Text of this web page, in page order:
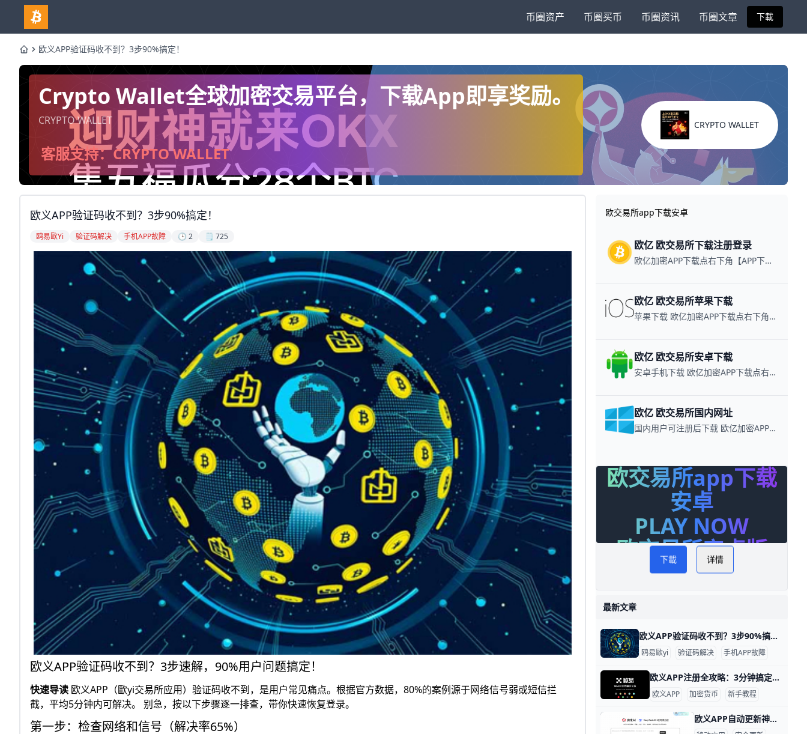
币圈资产 币圈买币 币圈资讯 币圈文章 下載
Home欧义APP验证码收不到？3步90%搞定！
Crypto Wallet全球加密交易平台，下载App即享奖励。
CRYPTO WALLET
客服支持：CRYPTO WALLET
CRYPTO WALLET
欧义APP验证码收不到？3步90%搞定！
鸥易歐yi 验证码解决 手机APP故障 🕒 2 🗒️ 725
欧义APP验证码收不到？3步速解，90%用户问题搞定！
快速导读 欧义APP（歐yi交易所应用）验证码收不到，是用户常见痛点。根据官方数据，80%的案例源于网络信号弱或短信拦
截，平均5分钟内可解决。 别急，按以下步骤逐一排查，带你快速恢复登录。​
第一步：检查网络和信号（解决率65%）
欧交易所app下载安卓
欧亿 欧交易所下载注册登录
欧亿加密APP下载点右下角【APP下载】联系客服 每日更新可用链接
欧亿 欧交易所苹果下载
苹果下载 欧亿加密APP下载点右下角【APP下载】联系客服 每日更新可用链接
欧亿 欧交易所安卓下载
安卓手机下载 欧亿加密APP下载点右下角【APP下载】联系客服 每日更新可用链接
欧亿 欧交易所国内网址
国内用户可注册后下载 欧亿加密APP下载点右下角【APP下载】联系客服 每日更新可用链接
欧交易所app下载
安卓
PLAY NOW
欧交易所安卓版
下載 详情
最新文章
欧义APP验证码收不到？3步90%搞定！ 欧义APP验证码收不到？3步速解，90%用户问题搞定！ 快速导读 欧义APP（歐yi交易所应用）验证码收不到，是用户常见痛点。根据官方数据，80%的案例源于网络信号弱或短信拦截，平均5分钟内可解决。 别急，按以下步骤逐一排查，带你快速恢复登录。​
鸥易歐yi 验证码解决 手机APP故障
欧义APP注册全攻略：3分钟搞定新手入门！ 欧义APP注册流程详解 快速开始注册 欧义APP是热门的加密货币交易平台，新用户注册只需几分钟。打开手机应用商店，搜索“欧义”或“欧yi”（欧义国际名称），下载官方版本v6.154.0或更新版，确保来自正规渠道避免假冒APP。hncj+1
欧义APP 加密货币 新手教程
欧义APP自动更新神器！85%用户每月省20分钟 在如今移动互联网时代，应用的自动更新功能已经成为许多人不可或缺的便利之一。欧义APP为用户提供智能自动更新服务，让你不必担心错过新功能或因旧版本带来的卡顿与安全隐患。据平台数据显示，超过 85% 的活跃用户已开启自动更新，每月平均节省 20 分钟的手动操作时间。对于经常忙碌的用户来说，这无疑大大提升了使用效率。